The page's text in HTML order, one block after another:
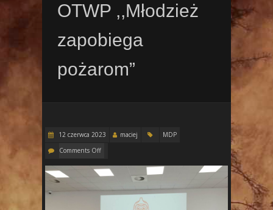
OTWP ,,Młodzież
zapobiega
pożarom”
12 czerwca 2023 maciej
MDP
Comments Off